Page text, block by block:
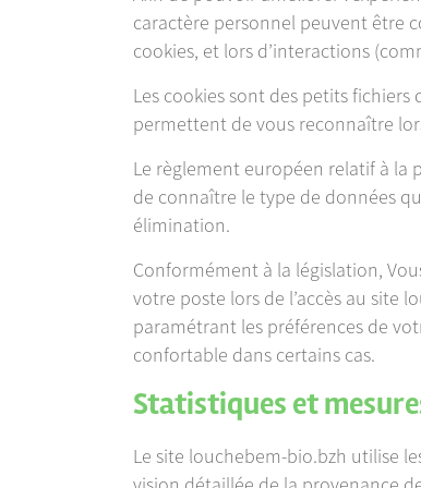
caractère personnel peuvent être
cookies, et lors d’interactions
Les cookies sont des petits
permettent de vous reconnaître
Le règlement européen relatif à la
de connaître le type de données
élimination.
Conformément à la législation,
votre poste lors de l’accès au site
paramétrant les préférences de
confortable dans certains cas.
Statistiques et
Le site louchebem-bio.bzh utilise